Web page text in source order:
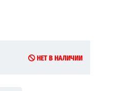
НЕТ В НАЛИЧИИ